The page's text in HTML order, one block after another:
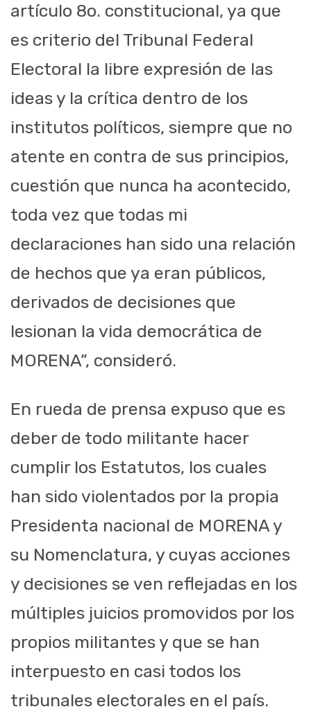
artículo 8o. constitucional, ya que
es criterio del Tribunal Federal
Electoral la libre expresión de las
ideas y la crítica dentro de los
institutos políticos, siempre que no
atente en contra de sus principios,
cuestión que nunca ha acontecido,
toda vez que todas mi
declaraciones han sido una relación
de hechos que ya eran públicos,
derivados de decisiones que
lesionan la vida democrática de
MORENA”, consideró.
En rueda de prensa expuso que es
deber de todo militante hacer
cumplir los Estatutos, los cuales
han sido violentados por la propia
Presidenta nacional de MORENA y
su Nomenclatura, y cuyas acciones
y decisiones se ven reflejadas en los
múltiples juicios promovidos por los
propios militantes y que se han
interpuesto en casi todos los
tribunales electorales en el país.